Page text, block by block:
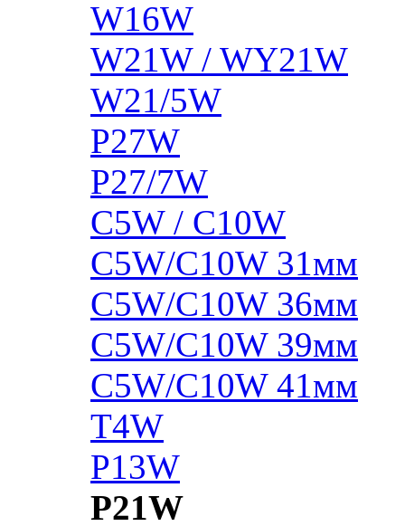
W16W
W21W / WY21W
W21/5W
P27W
P27/7W
C5W / C10W
C5W/C10W 31мм
C5W/C10W 36мм
C5W/C10W 39мм
C5W/C10W 41мм
T4W
P13W
P21W